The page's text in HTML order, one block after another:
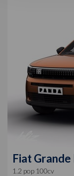
Fiat Grande
1.2 pop 100cv